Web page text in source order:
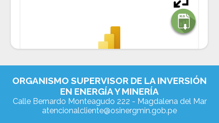
ORGANISMO SUPERVISOR DE LA INVERSIÓN
EN ENERGÍA Y MINERÍA
Calle Bernardo Monteagudo 222 - Magdalena del Mar
atencionalcliente@osinergmin.gob.pe